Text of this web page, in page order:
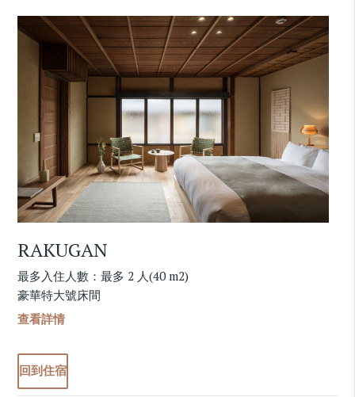
RAKUGAN
最多入住人數：最多 2 人(40 m2)
豪華特大號床間
查看詳情
回到住宿